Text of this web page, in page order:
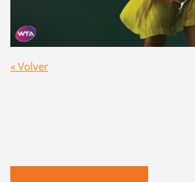
« Volver